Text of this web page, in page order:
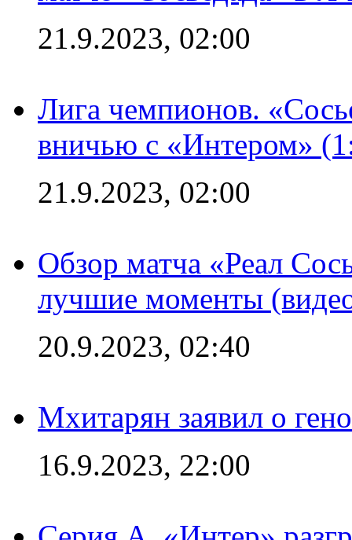
21.9.2023, 02:00
Лига чемпионов.
вничью с «Интером»
21.9.2023, 02:00
Обзор матча «Реал
лучшие моменты
20.9.2023, 02:40
Мхитарян заявил о
16.9.2023, 22:00